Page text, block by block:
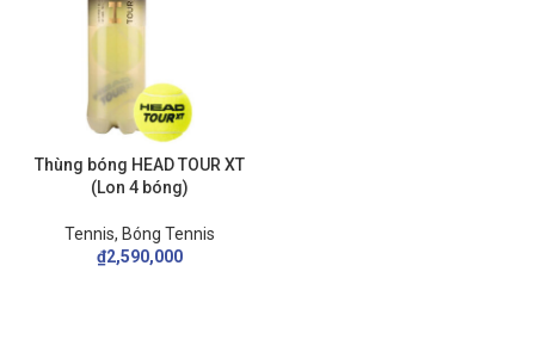
Thùng bóng HEAD TOUR XT
(Lon 4 bóng)
Tennis, Bóng Tennis
₫2,590,000